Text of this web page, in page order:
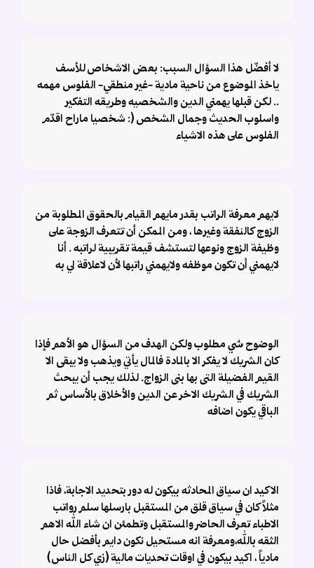
لا أفضّل هذا السؤال السبب: بعض الاشخاص للأسف
ياخذ الموضوع من ناحية مادية -غير منطقي- الفلوس مهمه
.. لكن قبلها يهمني الدين والشخصيه وطريقه التفكير
واسلوب الحديث وجمال الشخص (: شخصيا ماراح اقدّم
الفلوس على هذه الاشياء
لايهم معرفة الراتب بقدر مايهم القيام بالحقوق المطلوبة من
الزوج كالنفقة وغيرها ، ومن الممكن أن تتعرف الزوجة على
وظيفة الزوج ونوعها لتستشف قيمة تقريبية لراتبه . أنا
لايهمني أن تكون موظفه ولايهمني راتبها لأن لاعلاقة لي به
الوضوح شي مطلوب ولكن الهدف من السؤال هو الأهم فإذا
كان الشريك لا يفكر الا بالمادة فالمال يأتي ويذهب ولا يبقى الا
القيم الفضيلة التى بها بنى الزواج. لذلك يجب أن يبحث
الشريك في الشريك الاخر عن الدين والأخلاق بالأساس ثم
الباقي يكون اضافه
الاكيد ان سياق المحادثه بيكون له دور بتحديد الاجابة، فاذا
مثلاً كان في سياق قلق من المستقبل بارسلها سلم رواتب
الاطباء تعرف الحاضر والمستقبل وتطمئن ان شاء الله الاهم
الثقه بالله،ومعرفة انه مستحيل نكون دايم بأفضل حال
مادياً ، اكيد بيكون في اوقات تحديات مالية (زي كل الناس)